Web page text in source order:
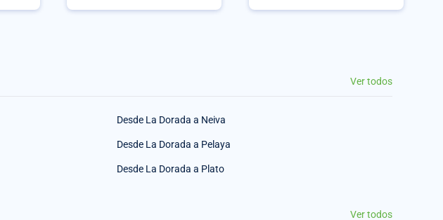
Ver todos
Desde La Dorada a Neiva
Desde La Dorada a Pelaya
Desde La Dorada a Plato
Ver todos